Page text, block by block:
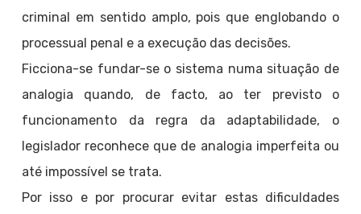
criminal em sentido amplo, pois que englobando o
processual penal e a execução das decisões.
Ficciona-se fundar-se o sistema numa situação de
analogia quando, de facto, ao ter previsto o
funcionamento da regra da adaptabilidade, o
legislador reconhece que de analogia imperfeita ou
até impossível se trata.
Por isso e por procurar evitar estas dificuldades